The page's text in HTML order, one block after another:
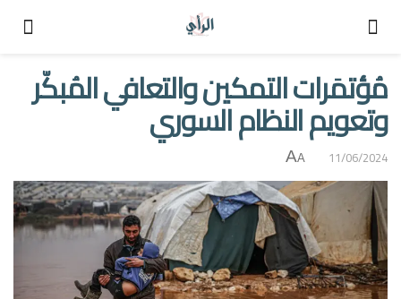
مُؤتمَرات التمكين والتعافي المُبكّر
وتعويم النظام السوري
11/06/2024
A
A